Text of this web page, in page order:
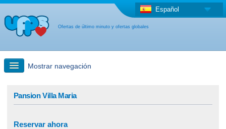
Ofertas de último minuto y ofertas globales
Español
Mostrar navegación
Pansion Villa Maria
Reservar ahora